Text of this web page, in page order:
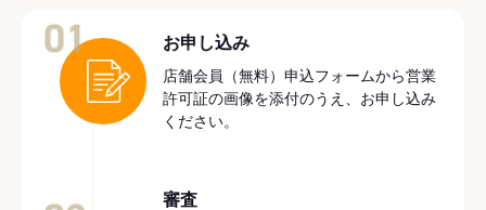
お申し込み
店舗会員（無料）申込フォームから営業
許可証の画像を添付のうえ、お申し込み
ください。
審査